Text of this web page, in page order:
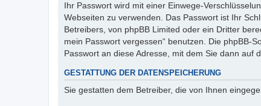
Ihr Passwort wird mit einer Einwege-
Webseiten zu verwenden. Das Passwort ist Ihr
Betreibers, von phpBB Limited oder ein Dritter
mein Passwort vergessen“ benutzen. Die phpBB-
Passwort an diese Adresse, mit dem Sie dann auf
GESTATTUNG DER DATENSPEICHERUNG
Sie gestatten dem Betreiber, die von Ihnen